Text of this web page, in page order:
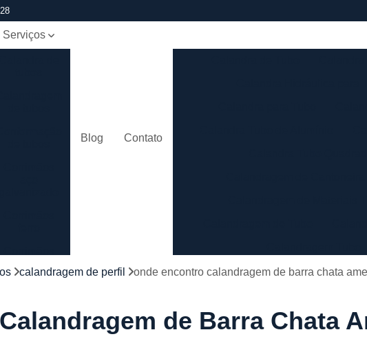
Serviços
Cortes a
Blog Contato
Calandragem Tubo em
Conformação com Tubo Tipo
calandragem de perfil onde encontro calandragem de barra chata
de Barra Chata